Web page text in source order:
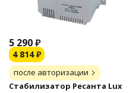
5 290₽
4 814 ₽
после авторизации
Стабилизатор Ресанта Lux